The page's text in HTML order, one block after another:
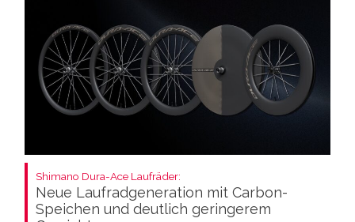
Shimano Dura-Ace Laufräder:
Neue Laufradgeneration mit Carbon-
Speichen und deutlich geringerem